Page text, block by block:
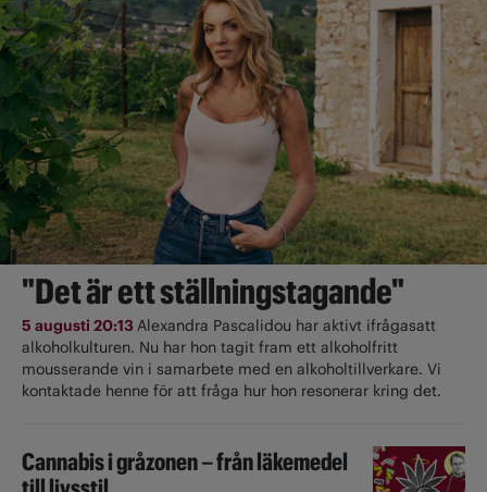
"Det är ett ställningstagande"
5 augusti 20:13Alexandra Pascalidou har aktivt ifrågasatt
alkoholkulturen. Nu har hon tagit fram ett alkoholfritt
mousserande vin i samarbete med en alkoholtillverkare. Vi
kontaktade henne för att fråga hur hon resonerar kring det.
Cannabis i gråzonen – från läkemedel